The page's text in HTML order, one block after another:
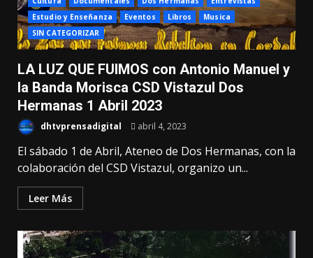
Estudio y Enseñanza
Eventos Libros
Musica
SIN CATEGORIZAR
LA LUZ QUE FUIMOS con Antonio Manuel y
la Banda Morisca CSD Vistazul Dos
Hermanas 1 Abril 2023
dhtvprensadigital abril 4, 2023
El sábado 1 de Abril, Ateneo de Dos Hermanas, con la
colaboración del CSD Vistazul, organizo un...
Leer Más